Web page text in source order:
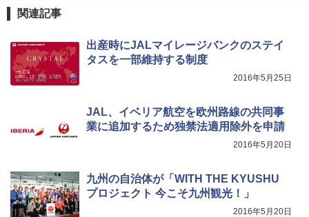
￥1,180
熊撃退スプレー 熊よけスプレー 熊スプレー
0ml（連続噴射30秒）110ml（連続噴射15
秒）射程5～10m 安全ロック搭載 携帯収納袋
付き ヒグマ・イノシシ対策 自治体・教育機
関の購入実績 登山・キャンプ・アウトドア・
防災用品 長期保存可能 緊急時用 日本国内発
￥3,680
関連記事
出産時にJALマイレージバンクのステイ
タスを一部維持する制度
2016年5月25日
JAL、イベリア航空を欧州路線の共同事
業に追加するため独禁法適用除外を申請
2016年5月20日
九州の自治体が「WITH THE KYUSHU
プロジェクト 今こそ九州観光！」
2016年5月20日